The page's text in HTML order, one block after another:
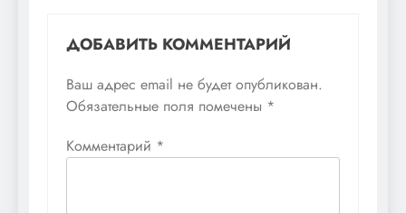
ДОБАВИТЬ КОММЕНТАРИЙ
Ваш адрес email не будет опубликован.
Обязательные поля помечены *
Комментарий *